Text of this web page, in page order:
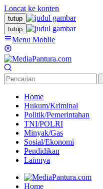
Loncat ke konten
tutup
tutup
Menu Mobile
Home
Hukum/Kriminal
Politik/Pemerintahan
TNI/POLRI
Minyak/Gas
Sosial/Ekonomi
Pendidikan
Lainnya
Home